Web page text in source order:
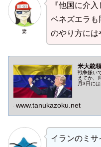
妻
『他国に介
ベネズエラも
のやり方には
米大統
戦争嫌い
えてか、
月3日に
www.tanukazoku.net
イランのミ